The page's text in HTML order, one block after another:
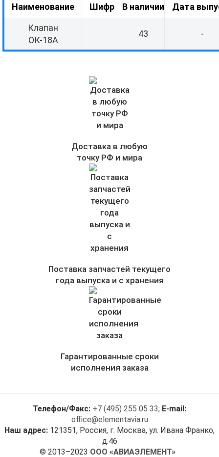
Наименование Шифр В наличии Дата
Клапан
ОК-18А
43 -
Доставка в любую
точку РФ и мира
Поставка запчастей текущего
года выпуска и с хранения
Гарантированные сроки
исполнения заказа
Телефон/Факс: +7 (495) 255 05 33; E-mail:
office@elementavia.ru
Наш адрес: 121351, Россия, г. Москва, ул. Ивана Франко,
д.46
© 2013–2023 ООО «АВИАЭЛЕМЕНТ»